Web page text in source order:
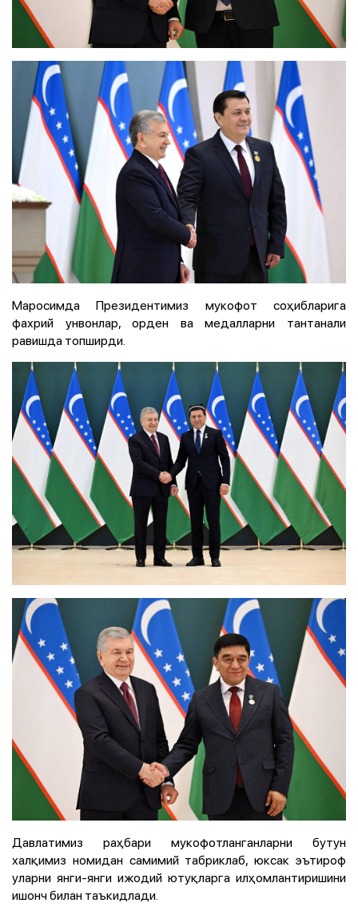
Маросимда Президентимиз мукофот соҳибларига
фахрий унвонлар, орден ва медалларни тантанали
равишда топширди.
Давлатимиз раҳбари мукофотланганларни бутун
халқимиз номидан самимий табриклаб, юксак эътироф
уларни янги-янги ижодий ютуқларга илҳомлантиришини
ишонч билан таъкидлади.